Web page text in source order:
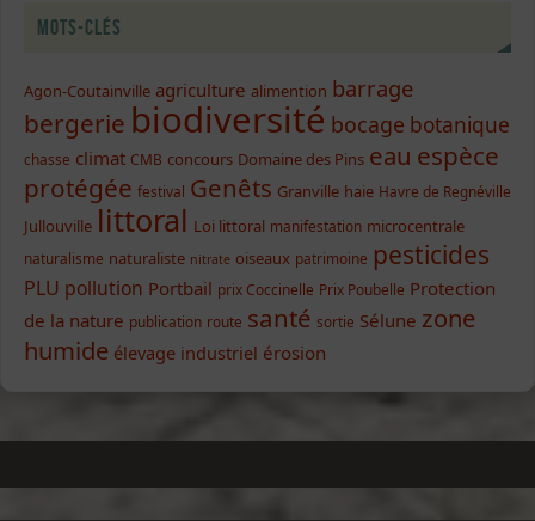
Mots-clés
Agon-Coutainville agriculture alimention barrage
bergerie biodiversité bocage botanique
chasse climat CMB concours Domaine des Pins eau espèce
protégée festival Genêts Granville haie Havre de Regnéville
Jullouville littoral Loi littoral manifestation microcentrale
naturalisme naturaliste nitrate oiseaux patrimoine pesticides
PLU pollution Portbail prix Coccinelle Prix Poubelle Protection
de la nature publication route santé sortie Sélune zone
humide élevage industriel érosion